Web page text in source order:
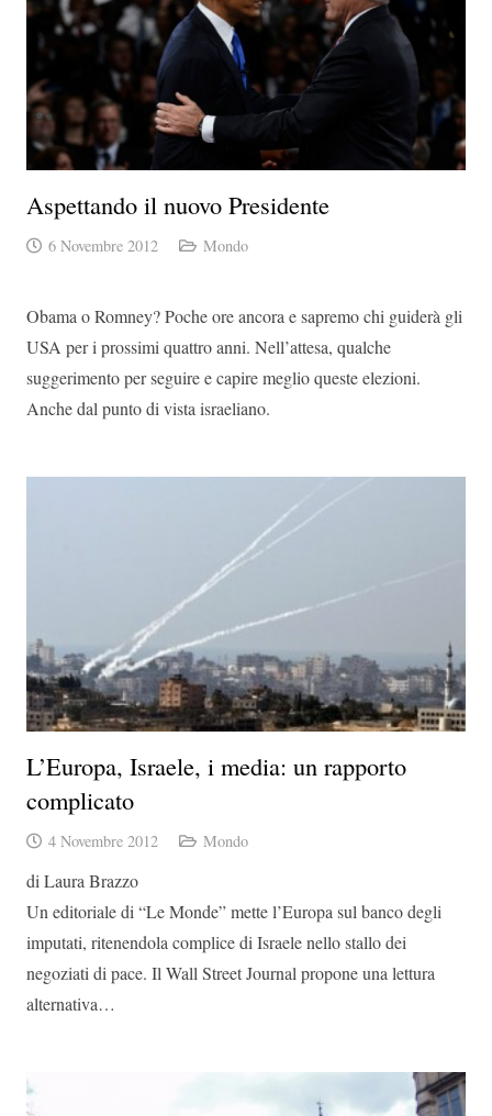
Aspettando il nuovo Presidente
6 Novembre 2012 Mondo
Obama o Romney? Poche ore ancora e sapremo chi guiderà gli
USA per i prossimi quattro anni. Nell’attesa, qualche
suggerimento per seguire e capire meglio queste elezioni.
Anche dal punto di vista israeliano.
L’Europa, Israele, i media: un rapporto
complicato
4 Novembre 2012 Mondo
di Laura Brazzo
Un editoriale di “Le Monde” mette l’Europa sul banco degli
imputati, ritenendola complice di Israele nello stallo dei
negoziati di pace. Il Wall Street Journal propone una lettura
alternativa…